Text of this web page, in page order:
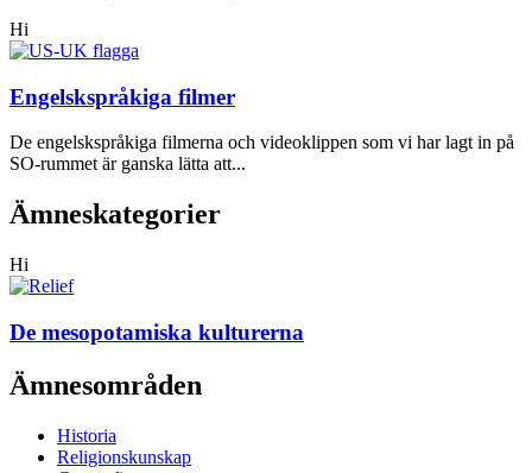
Hi
Engelskspråkiga filmer
De engelskspråkiga filmerna och videoklippen som vi har lagt in på
SO-rummet är ganska lätta att...
Ämneskategorier
Hi
De mesopotamiska kulturerna
Ämnesområden
Historia
Religionskunskap